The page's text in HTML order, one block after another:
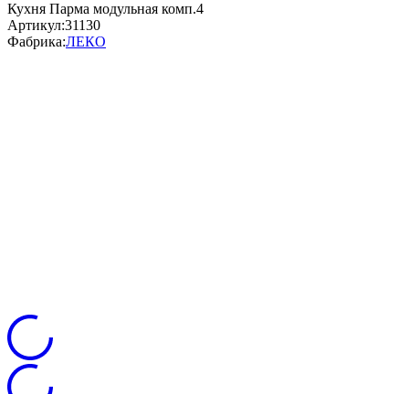
Кухня Парма модульная комп.4
Артикул:31130
Фабрика:ЛЕКО